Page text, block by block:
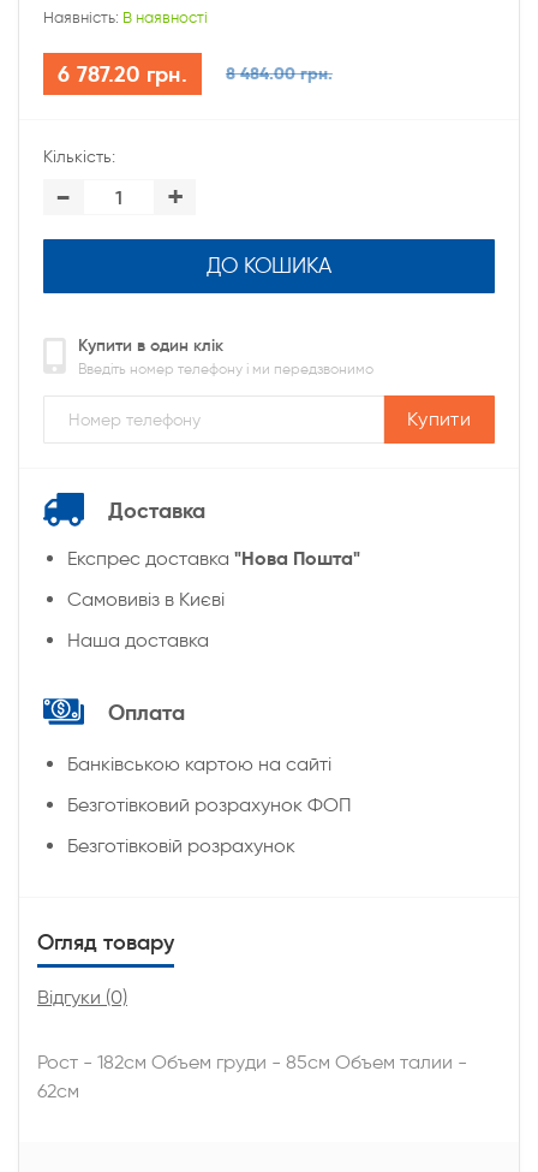
Наявність: В наявності
6 787.20 грн. 8 484.00 грн.
Кількість:
- +
ДО КОШИКА
Купити в один клік
Введіть номер телефону і ми передзвонимо
Купити
Доставка
Експрес доставка "Нова Пошта"
Cамовивіз в Києві
Наша доставка
Оплата
Банківською картою на сайті
Безготівковий розрахунок ФОП
Безготівковій розрахунок
Огляд товару
Відгуки (0)
Рост - 182см Объем груди - 85см Объем талии -
62см